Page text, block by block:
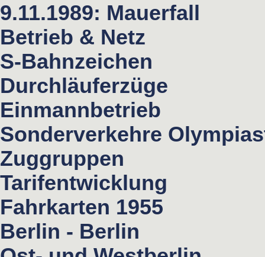
9.11.1989: Mauerfall
Betrieb & Netz
S-Bahnzeichen
Durchläuferzüge
Einmannbetrieb
Sonderverkehre
Zuggruppen
Tarifentwicklung
Fahrkarten 1955
Berlin - Berlin